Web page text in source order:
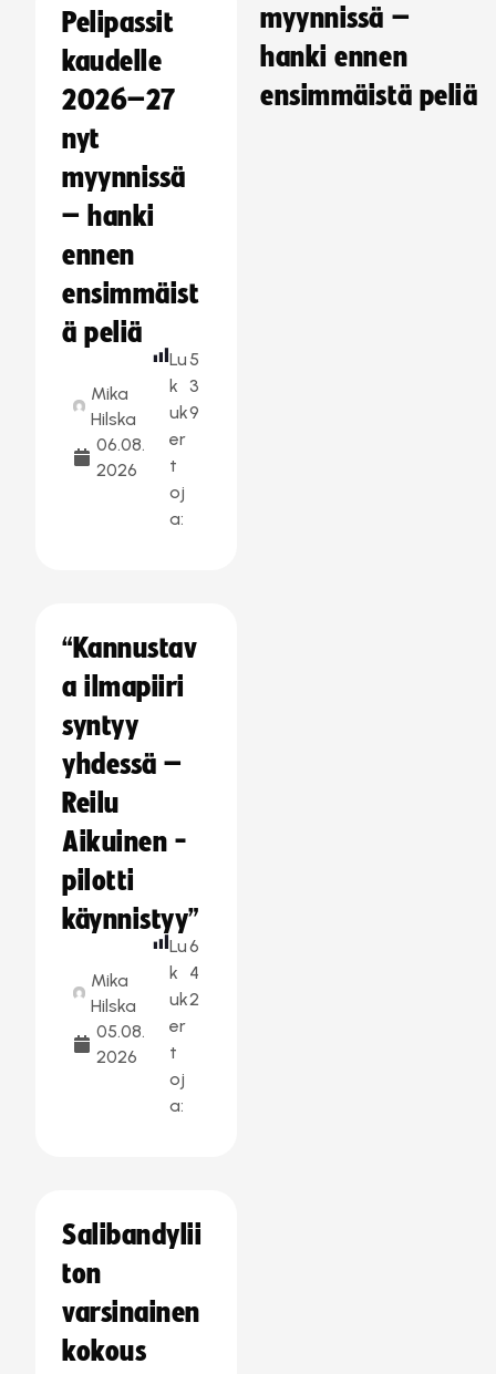
Pelipassit
kaudelle
2026–27
nyt
myynnissä
– hanki
ennen
ensimmäist
ä peliä
Mika
Hilska
06.08.
2026
Lu
k
uk
er
t
oj
a:
5
3
9
“Kannustav
a ilmapiiri
syntyy
yhdessä –
Reilu
Aikuinen -
pilotti
käynnistyy”
Mika
Hilska
05.08.
2026
Lu
k
uk
er
t
oj
a:
6
4
2
Salibandylii
ton
varsinainen
kokous
myynnissä –
hanki ennen
ensimmäistä peliä